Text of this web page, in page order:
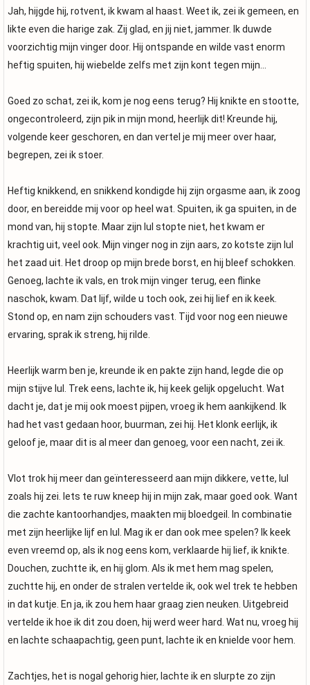
Jah, hijgde hij, rotvent, ik kwam al haast. Weet ik, zei ik gemeen, en
likte even die harige zak. Zij glad, en jij niet, jammer. Ik duwde
voorzichtig mijn vinger door. Hij ontspande en wilde vast enorm
heftig spuiten, hij wiebelde zelfs met zijn kont tegen mijn…
Goed zo schat, zei ik, kom je nog eens terug? Hij knikte en stootte,
ongecontroleerd, zijn pik in mijn mond, heerlijk dit! Kreunde hij,
volgende keer geschoren, en dan vertel je mij meer over haar,
begrepen, zei ik stoer.
Heftig knikkend, en snikkend kondigde hij zijn orgasme aan, ik zoog
door, en bereidde mij voor op heel wat. Spuiten, ik ga spuiten, in de
mond van, hij stopte. Maar zijn lul stopte niet, het kwam er
krachtig uit, veel ook. Mijn vinger nog in zijn aars, zo kotste zijn lul
het zaad uit. Het droop op mijn brede borst, en hij bleef schokken.
Genoeg, lachte ik vals, en trok mijn vinger terug, een flinke
naschok, kwam. Dat lijf, wilde u toch ook, zei hij lief en ik keek.
Stond op, en nam zijn schouders vast. Tijd voor nog een nieuwe
ervaring, sprak ik streng, hij rilde.
Heerlijk warm ben je, kreunde ik en pakte zijn hand, legde die op
mijn stijve lul. Trek eens, lachte ik, hij keek gelijk opgelucht. Wat
dacht je, dat je mij ook moest pijpen, vroeg ik hem aankijkend. Ik
had het vast gedaan hoor, buurman, zei hij. Het klonk eerlijk, ik
geloof je, maar dit is al meer dan genoeg, voor een nacht, zei ik.
Vlot trok hij meer dan geïnteresseerd aan mijn dikkere, vette, lul
zoals hij zei. Iets te ruw kneep hij in mijn zak, maar goed ook. Want
die zachte kantoorhandjes, maakten mij bloedgeil. In combinatie
met zijn heerlijke lijf en lul. Mag ik er dan ook mee spelen? Ik keek
even vreemd op, als ik nog eens kom, verklaarde hij lief, ik knikte.
Douchen, zuchtte ik, en hij glom. Als ik met hem mag spelen,
zuchtte hij, en onder de stralen vertelde ik, ook wel trek te hebben
in dat kutje. En ja, ik zou hem haar graag zien neuken. Uitgebreid
vertelde ik hoe ik dit zou doen, hij werd weer hard. Wat nu, vroeg hij
en lachte schaapachtig, geen punt, lachte ik en knielde voor hem.
Zachtjes, het is nogal gehorig hier, lachte ik en slurpte zo zijn